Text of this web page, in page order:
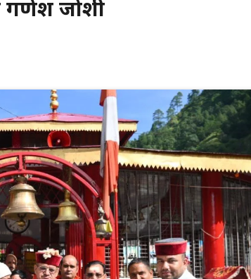
गणेश जोशी